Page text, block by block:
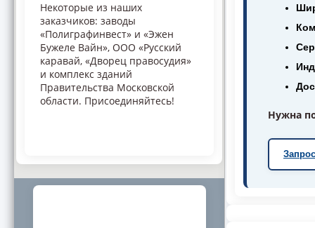
Некоторые из наших
заказчиков: заводы
«Полиграфинвест» и «Эжен
Бужеле Вайн», ООО «Русский
каравай, «Дворец правосудия»
и комплекс зданий
Правительства Московской
области. Присоединяйтесь!
Нужна